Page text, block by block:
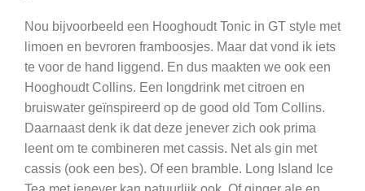
Nou bijvoorbeeld een Hooghoudt Tonic in GT style met
limoen en bevroren framboosjes. Maar dat vond ik iets
te voor de hand liggend. En dus maakten we ook een
Hooghoudt Collins. Een longdrink met citroen en
bruiswater geïnspireerd op de good old Tom Collins.
Daarnaast denk ik dat deze jenever zich ook prima
leent om te combineren met cassis. Net als gin met
cassis (ook een bes). Of een bramble. Long Island Ice